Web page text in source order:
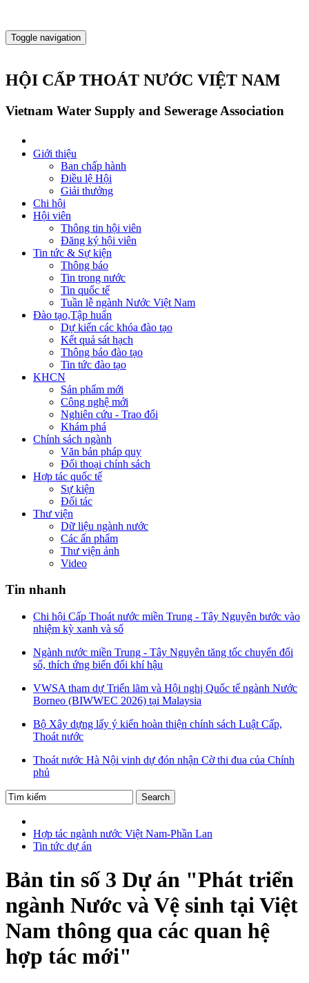
Toggle navigation
HỘI CẤP THOÁT NƯỚC VIỆT NAM
Vietnam Water Supply and Sewerage Association
Giới thiệu
Ban chấp hành
Điều lệ Hội
Giải thưởng
Chi hội
Hội viên
Thông tin hội viên
Đăng ký hội viên
Tin tức & Sự kiện
Thông báo
Tin trong nước
Tin quốc tế
Tuần lễ ngành Nước Việt Nam
Đào tạo,Tập huấn
Dự kiến các khóa đào tạo
Kết quả sát hạch
Thông báo đào tạo
Tin tức đào tạo
KHCN
Sản phẩm mới
Công nghệ mới
Nghiên cứu - Trao đổi
Khám phá
Chính sách ngành
Văn bản pháp quy
Đối thoại chính sách
Hợp tác quốc tế
Sự kiện
Đối tác
Thư viện
Dữ liệu ngành nước
Các ấn phẩm
Thư viện ảnh
Video
Tin nhanh
Chi hội Cấp Thoát nước miền Trung - Tây Nguyên bước vào
nhiệm kỳ xanh và số
Ngành nước miền Trung - Tây Nguyên tăng tốc chuyển đổi
số, thích ứng biến đổi khí hậu
VWSA tham dự Triển lãm và Hội nghị Quốc tế ngành Nước
Borneo (BIWWEC 2026) tại Malaysia
Bộ Xây dựng lấy ý kiến hoàn thiện chính sách Luật Cấp,
Thoát nước
Thoát nước Hà Nội vinh dự đón nhận Cờ thi đua của Chính
phủ
Hợp tác ngành nước Việt Nam-Phần Lan
Tin tức dự án
Bản tin số 3 Dự án "Phát triển
ngành Nước và Vệ sinh tại Việt
Nam thông qua các quan hệ
hợp tác mới"